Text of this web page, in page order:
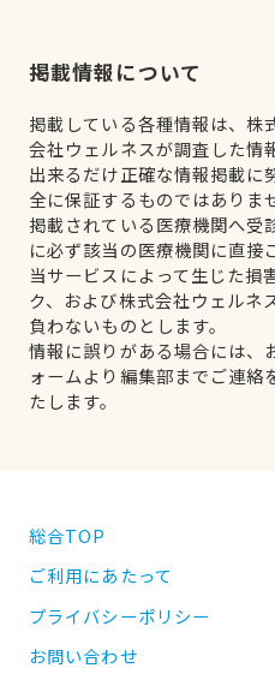
掲載情報について
掲載している各種情報は、株
会社ウェルネスが調査した情
出来るだけ正確な情報掲載に
全に保証するものではありま
掲載されている医療機関へ受
に必ず該当の医療機関に直接
当サービスによって生じた損
ク、および株式会社ウェルネ
負わないものとします。
情報に誤りがある場合には、
ォームより編集部までご連絡
たします。
総合TOP
ご利用にあたって
プライバシーポリシー
お問い合わせ